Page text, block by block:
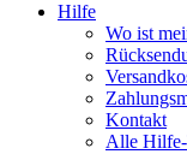
Hilfe
Wo ist
Kontakt
Alle